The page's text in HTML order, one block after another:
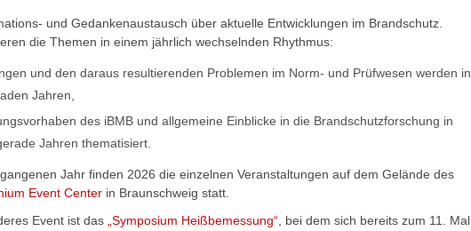
und Gedankenaustausch über aktuelle Entwicklungen im Brandschutz.
die Themen in einem jährlich wechselnden Rhythmus:
und den daraus resultierenden Problemen im Norm- und Prüfwesen werden in
Jahren,
des iBMB und allgemeine Einblicke in die Brandschutzforschung in
Jahren thematisiert.
Jahr finden 2026 die einzelnen Veranstaltungen auf dem Gelände des
Event Center in Braunschweig statt.
Event ist das „Symposium Heißbemessung“ , bei dem sich bereits zum 11. Mal